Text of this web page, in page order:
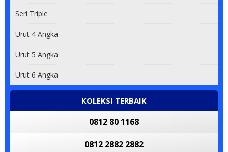
Seri Triple
Urut 4 Angka
Urut 5 Angka
Urut 6 Angka
KOLEKSI TERBAIK
0812 80 1168
0812 2882 2882